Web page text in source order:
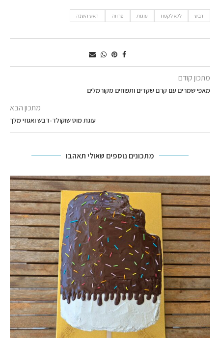
דבש ללא לקטוז עוגות פרווה ראש השנה
מתכון קודם
מאפי שמרים עם קרם שקדים ותפוחים מקורמלים
מתכון הבא
עוגת מוס שוקולד-דבש ואגוזי מלך
מתכונים נוספים שאולי תאהבו